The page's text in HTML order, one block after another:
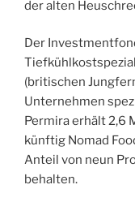
der alten
Der
(britischen
Unternehmen
Permira erhält 2,6
künftig Nomad
Anteil von neun
behalten.